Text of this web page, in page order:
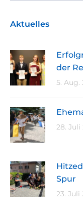
Aktuelles
der
5. Aug.
28. Juli
Spur
23. Juli